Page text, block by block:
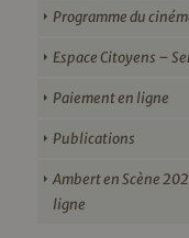
Programme du
Espace Citoyens –
Paiement en ligne
Publications
Ambert en Scène
ligne